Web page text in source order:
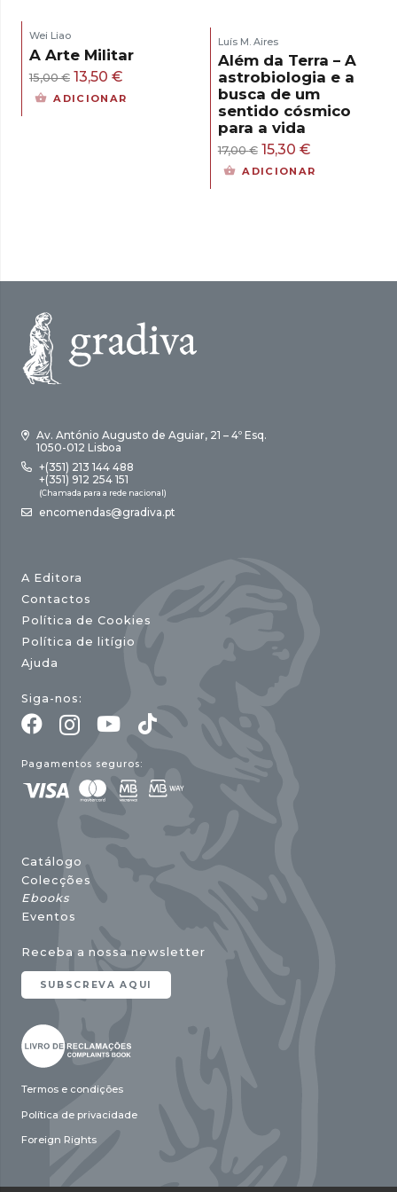
Wei Liao
A Arte Militar
15,00€ O
preço
13,50 €
preço
ADICIONAR
Luís M. Aires
Além da Terra – A
astrobiologia e a
busca de um
sentido cósmico
para a vida
17,00€ O
preço
15,30 €O
preço
ADICIONAR
Av. António Augusto de Aguiar, 21 – 4º Esq.
1050-012 Lisboa
+(351) 213 144 488
+(351) 912 254 151
(Chamada para a rede nacional)
encomendas@gradiva.pt
A Editora
Contactos
Política de Cookies
Política de litígio
Ajuda
Siga-nos:
Pagamentos seguros:
Catálogo
Colecções
Ebooks
Eventos
Receba a nossa newsletter
SUBSCREVA AQUI
Termos e condições
Política de privacidade
Foreign Rights